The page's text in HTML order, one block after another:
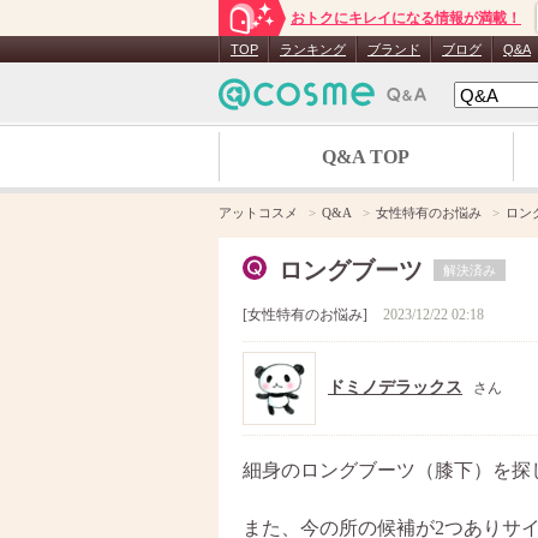
おトクにキレイになる情報が満載！
TOP ランキング ブランド ブログ Q&A
Q&A TOP
アットコスメ Q&A 女性特有のお悩み ロン
ロングブーツ 解決済み
女性特有のお悩み 2023/12/22 02:18
ドミノデラックス さん
細身のロングブーツ（膝下）を
また、今の所の候補が2つありサ